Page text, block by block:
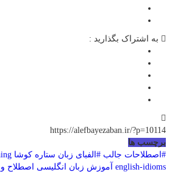
به اشتراک بگذارید :
https://alefbayezaban.ir/?p=10114
برچسب ها
#اصطلاحات جالب #الفبای زبان ستاره کوشا
english-idioms آموزش زبان انگلیسی اصطلاح